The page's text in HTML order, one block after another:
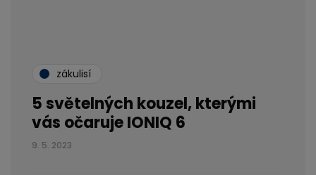
zákulisí
5 světelných kouzel, kterými
vás očaruje IONIQ 6
9. 5. 2023